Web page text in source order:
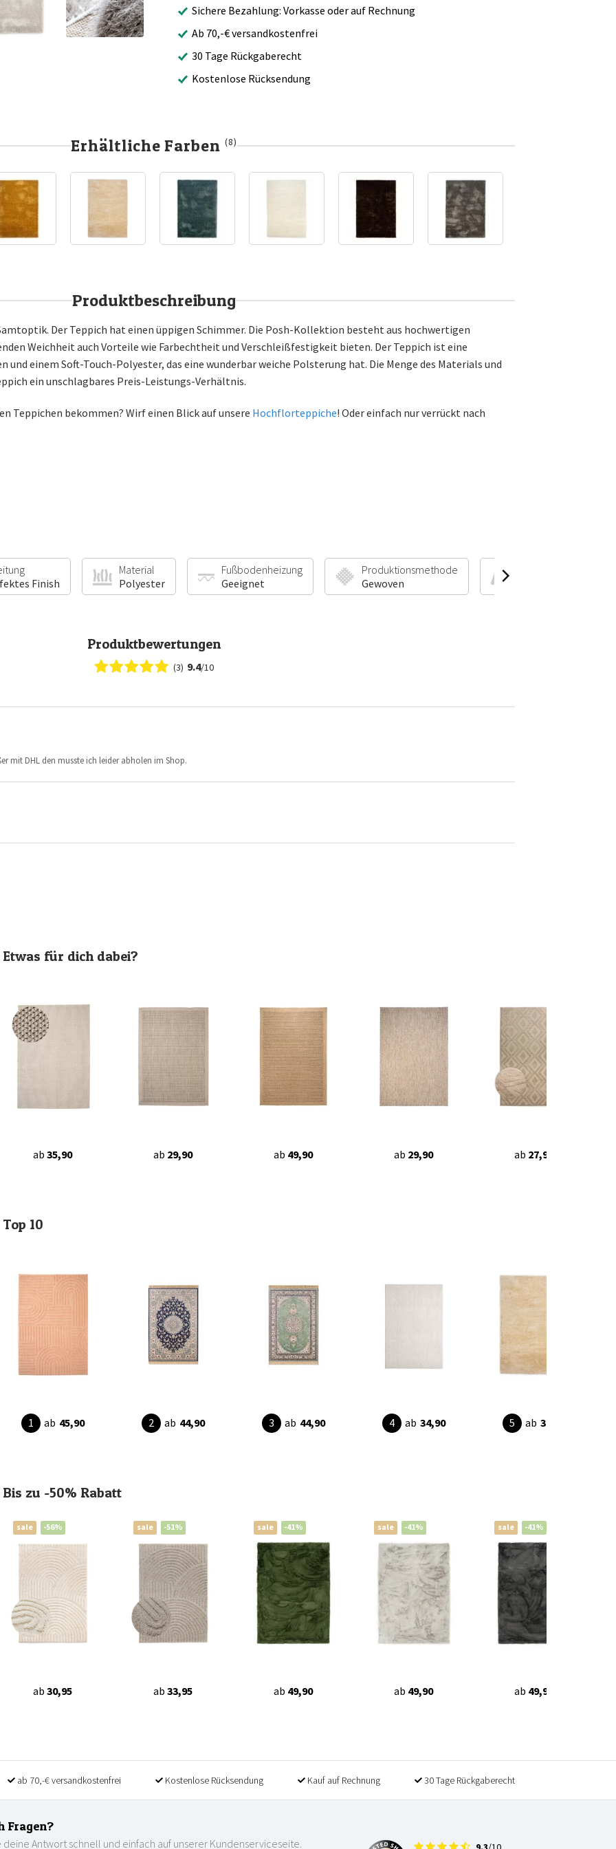
Sichere Bezahlung: Vorkasse oder auf Rechnung
Ab 70,-€ versandkostenfrei
30 Tage Rückgaberecht
Kostenlose Rücksendung
Erhältliche Farben(8)
Produktbeschreibung
Der Teppich hat einen üppigen Schimmer. Die Posh-Kollektion besteht aus hochwertigen
Weichheit auch Vorteile wie Farbechtheit und Verschleißfestigkeit bieten. Der Teppich ist eine
und einem Soft-Touch-Polyester, das eine wunderbar weiche Polsterung hat. Die Menge des Materials und
ein unschlagbares Preis-Leistungs-Verhältnis.
Teppichen bekommen? Wirf einen Blick auf unsere Hochflorteppiche! Oder einfach nur verrückt nach
Finish
Material
Polyester
Fußbodenheizung
Geeignet
Produktionsmethode
Gewoven
Produktbewertungen
(3) 9.4/10
mit DHL den musste ich leider abholen im Shop.
Etwas für dich dabei?
ab 35,90 ab 29,90 ab 49,90 ab 29,90 ab 27,95
Top 10
ab 45,90 ab 44,90 ab 44,90 ab 34,90 ab 38,95
Bis zu -50% Rabatt
sale -56%
ab 30,95
sale -51%
ab 33,95
sale -41%
ab 49,90
sale -41%
ab 49,90
sale -41%
ab 49,90
ab 70,-€ versandkostenfrei Kostenlose Rücksendung Kauf auf Rechnung 30 Tage Rückgaberecht
Fragen?
deine Antwort schnell und einfach auf unserer Kundenserviceseite.